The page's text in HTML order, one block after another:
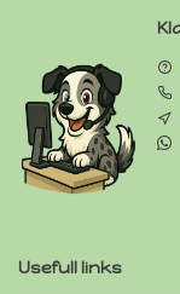
Usefull links